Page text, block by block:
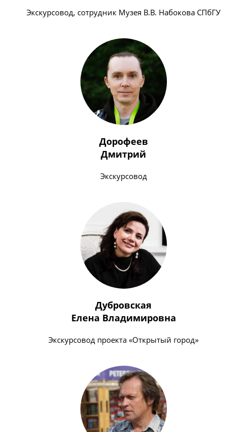
Экскурсовод, сотрудник Музея В.В. Набокова СПбГУ
Дорофеев
Дмитрий
Экскурсовод
Дубровская
Елена Владимировна
Экскурсовод проекта «Открытый город»